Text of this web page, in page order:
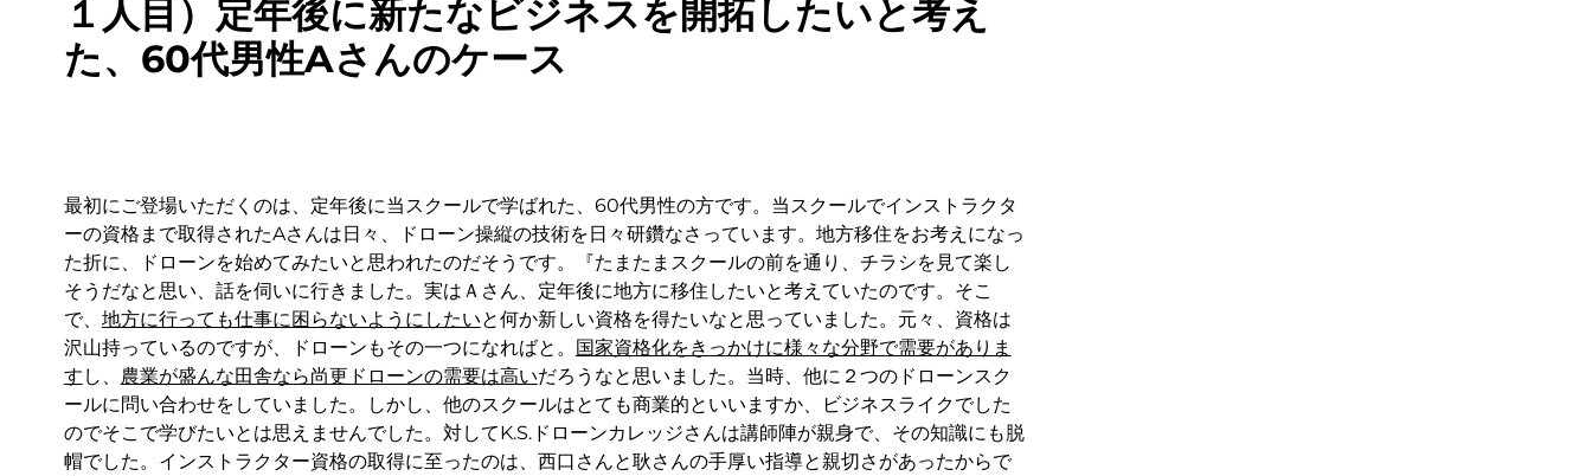
１人目）定年後に新たなビジネスを開拓したいと考え
た、60代男性Aさんのケース
最初にご登場いただくのは、定年後に当スクールで学ばれた、60代男性の方です。当スクールでインストラクタ
ーの資格まで取得されたAさんは日々、ドローン操縦の技術を日々研鑽なさっています。地方移住をお考えになっ
た折に、ドローンを始めてみたいと思われたのだそうです。『たまたまスクールの前を通り、チラシを見て楽し
そうだなと思い、話を伺いに行きました。実はＡさん、定年後に地方に移住したいと考えていたのです。そこ
で、 地方に行っても仕事に困らないようにしたいと何か新しい資格を得たいなと思っていました。元々、資格は
沢山持っているのですが、ドローンもその一つになればと。 国家資格化をきっかけに様々な分野で需要がありま
す し、 農業が盛んな田舎なら尚更ドローンの需要は高いだろうなと思いました。当時、他に２つのドローンスク
ールに問い合わせをしていました。しかし、他のスクールはとても商業的といいますか、ビジネスライクでした
のでそこで学びたいとは思えませんでした。対してK.S.ドローンカレッジさんは講師陣が親身で、その知識にも脱
帽でした。インストラクター資格の取得に至ったのは、西口さんと耿さんの手厚い指導と親切さがあったからで